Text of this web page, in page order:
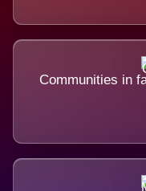
Communities in